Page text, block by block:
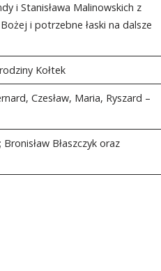
i Stanisława Malinowskich z
i potrzebne łaski na dalsze
Kołtek
Czesław, Maria, Ryszard –
Błaszczyk oraz